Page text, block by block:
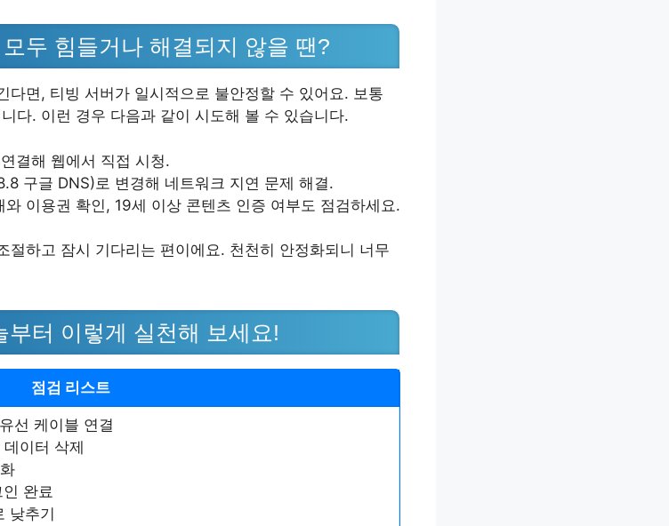
두 힘들거나 해결되지 않을 땐?
다면, 티빙 서버가 일시적으로 불안정할 수 있어요. 보통
다. 이런 경우 다음과 같이 시도해 볼 수 있습니다.
결해 웹에서 직접 시청.
구글 DNS)로 변경해 네트워크 지연 문제 해결.
와 이용권 확인, 19세 이상 콘텐츠 인증 여부도 점검하세요.
절하고 잠시 기다리는 편이에요. 천천히 안정화되니 너무
터 이렇게 실천해 보세요!
점검 리스트
선 케이블 연결
이터 삭제
완료
낮추기